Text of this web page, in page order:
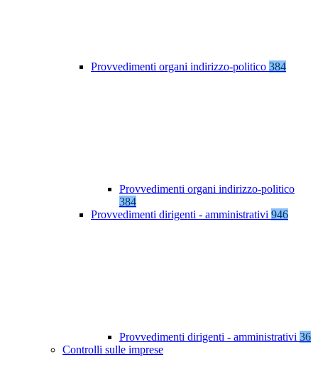
Provvedimenti organi indirizzo-politico 384
Provvedimenti organi indirizzo-politico
384
Provvedimenti dirigenti - amministrativi 946
Provvedimenti dirigenti - amministrativi 36
Controlli sulle imprese